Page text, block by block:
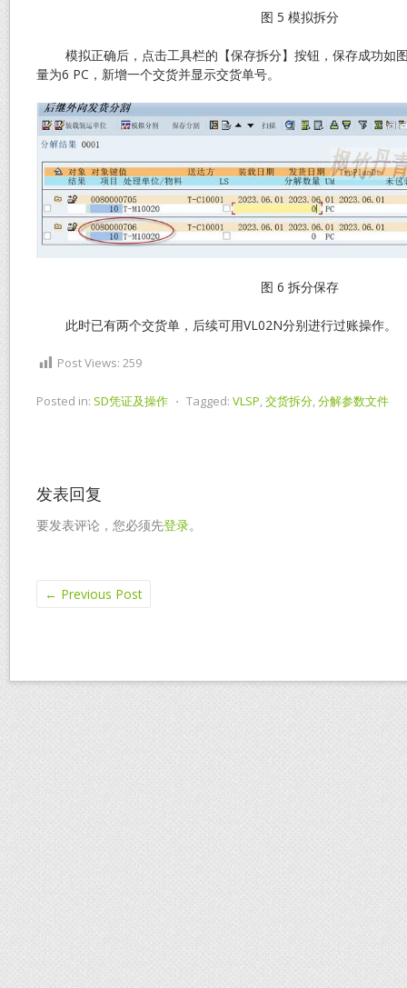
图 5 模拟拆分
模拟正确后，点击工具栏的【保存拆分】按钮，保存成功如
量为6 PC，新增一个交货并显示交货单号。
图 6 拆分保存
此时已有两个交货单，后续可用VL02N分别进行过账操作。
Post Views: 259
Posted in: SD凭证及操作 ⋅ Tagged: VLSP,交货拆分,分解参数文件
发表回复
要发表评论，您必须先登录。
← Previous Post